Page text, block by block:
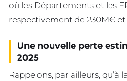
où les Départements et les
respectivement de 230M€ et
Une nouvelle perte
2025
Rappelons, par ailleurs, qu’à